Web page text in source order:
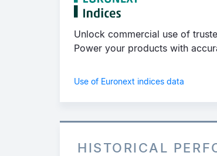
Unlock commercial use of
Power your products with
Use of Euronext indices data
HISTORICAL